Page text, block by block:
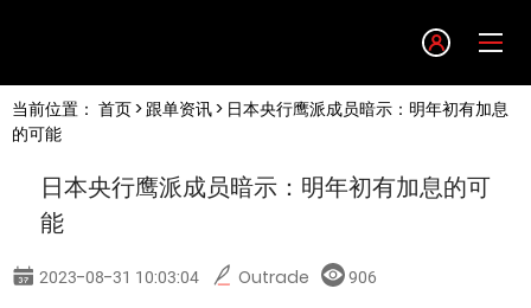
English
简体中文
当前位置： 首页> 跟单资讯> 日本央行鹰派成员暗示：明年初有加息
的可能
日本央行鹰派成员暗示：明年初有加息的可
能
2023-08-31 10:03:04 Outrade 906